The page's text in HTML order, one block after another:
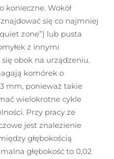
konieczne. Wokół
się co najmniej
zone”) lub pusta
z innymi
obok na urządzeniu.
komórek o
mm, ponieważ takie
wielokrotne cykle
Przy pracy ze
jest znalezienie
głębokością
głębokość to 0,02